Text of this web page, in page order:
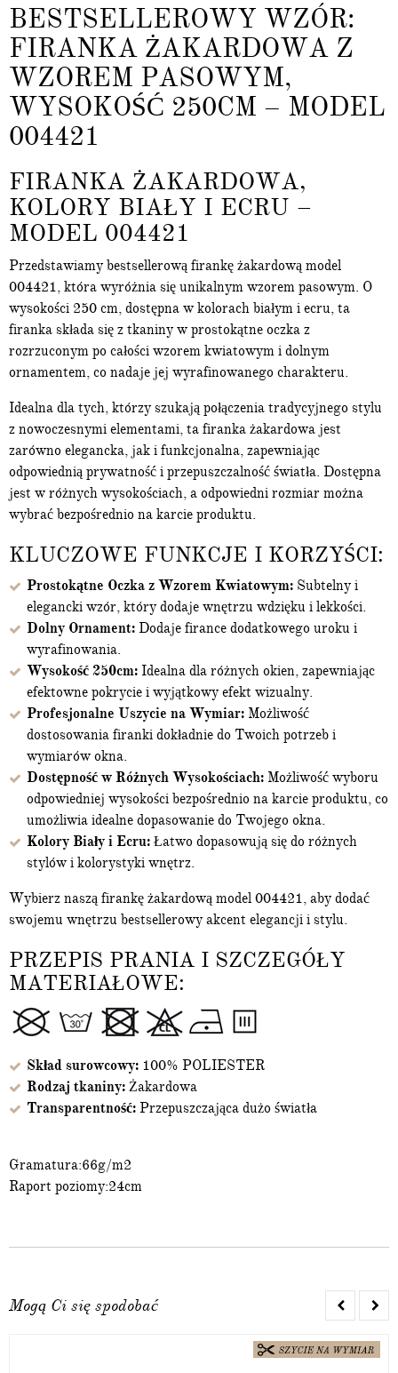
BESTSELLEROWY WZÓR:
FIRANKA ŻAKARDOWA Z
WZOREM PASOWYM,
WYSOKOŚĆ 250CM – MODEL
004421
FIRANKA ŻAKARDOWA,
KOLORY BIAŁY I ECRU –
MODEL 004421
Przedstawiamy bestsellerową firankę żakardową model
004421, która wyróżnia się unikalnym wzorem pasowym. O
wysokości 250 cm, dostępna w kolorach białym i ecru, ta
firanka składa się z tkaniny w prostokątne oczka z
rozrzuconym po całości wzorem kwiatowym i dolnym
ornamentem, co nadaje jej wyrafinowanego charakteru.
Idealna dla tych, którzy szukają połączenia tradycyjnego stylu
z nowoczesnymi elementami, ta firanka żakardowa jest
zarówno elegancka, jak i funkcjonalna, zapewniając
odpowiednią prywatność i przepuszczalność światła. Dostępna
jest w różnych wysokościach, a odpowiedni rozmiar można
wybrać bezpośrednio na karcie produktu.
KLUCZOWE FUNKCJE I KORZYŚCI:
Prostokątne Oczka z Wzorem Kwiatowym: Subtelny i
elegancki wzór, który dodaje wnętrzu wdzięku i lekkości.
Dolny Ornament: Dodaje firance dodatkowego uroku i
wyrafinowania.
Wysokość 250cm: Idealna dla różnych okien, zapewniając
efektowne pokrycie i wyjątkowy efekt wizualny.
Profesjonalne Uszycie na Wymiar: Możliwość
dostosowania firanki dokładnie do Twoich potrzeb i
wymiarów okna.
Dostępność w Różnych Wysokościach: Możliwość wyboru
odpowiedniej wysokości bezpośrednio na karcie produktu, co
umożliwia idealne dopasowanie do Twojego okna.
Kolory Biały i Ecru: Łatwo dopasowują się do różnych
stylów i kolorystyki wnętrz.
Wybierz naszą firankę żakardową model 004421, aby dodać
swojemu wnętrzu bestsellerowy akcent elegancji i stylu.
PRZEPIS PRANIA I SZCZEGÓŁY
MATERIAŁOWE:
Skład surowcowy: 100% POLIESTER
Rodzaj tkaniny: Żakardowa
Transparentność: Przepuszczająca dużo światła
Gramatura:66g/m2
Raport poziomy:24cm
Mogą Ci się spodobać